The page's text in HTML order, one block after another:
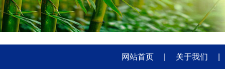
网站首页 关于我们